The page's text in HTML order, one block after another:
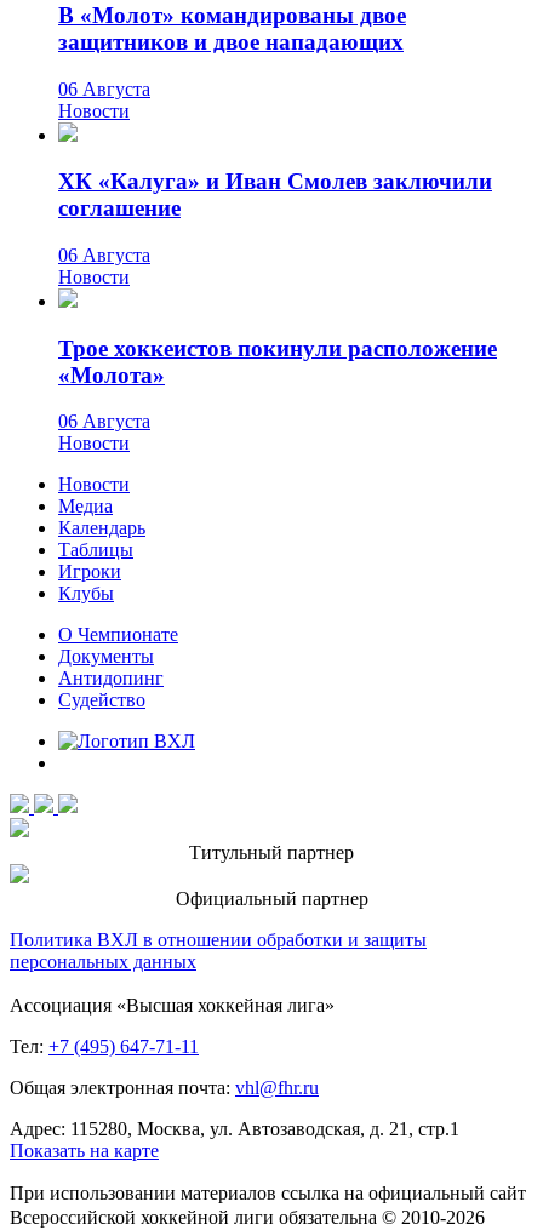
В «Молот» командированы двое
защитников и двое нападающих
06 Августа
Новости
ХК «Калуга» и Иван Смолев заключили
соглашение
06 Августа
Новости
Трое хоккеистов покинули расположение
«Молота»
06 Августа
Новости
Новости
Медиа
Календарь
Таблицы
Игроки
Клубы
О Чемпионате
Документы
Антидопинг
Судейство
Титульный партнер
Официальный партнер
Политика ВХЛ в отношении обработки и защиты
персональных данных
Ассоциация «Высшая хоккейная лига»
Тел: +7 (495) 647-71-11
Общая электронная почта: vhl@fhr.ru
Адрес: 115280, Москва, ул. Автозаводская, д. 21, стр.1
Показать на карте
При использовании материалов ссылка на официальный сайт
Всероссийской хоккейной лиги обязательна © 2010-2026